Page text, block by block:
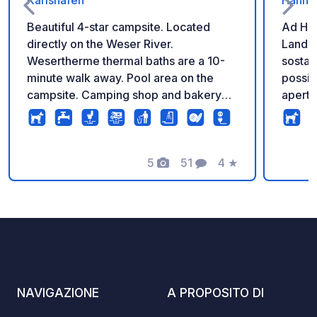
Beautiful 4-star campsite. Located
directly on the Weser River.
Wesertherme thermal baths are a 10-
minute walk away. Pool area on the
campsite. Camping shop and bakery
directly on site. Book your stay online
directly through our website.
5
Foto
51
Commenti
4
Valutazione
★
Ad
sosta
NAVIGAZIONE A PROPOSITO DI